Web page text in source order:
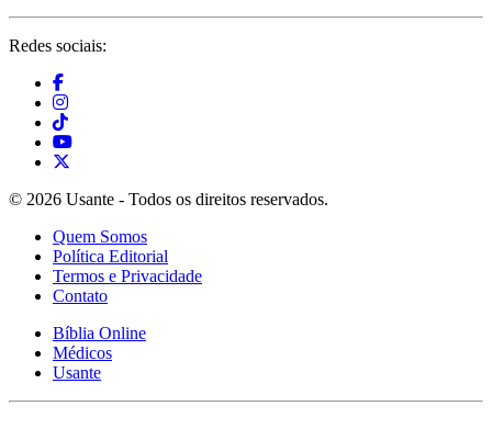
Redes sociais:
© 2026 Usante - Todos os direitos reservados.
Quem Somos
Política Editorial
Termos e Privacidade
Contato
Bíblia Online
Médicos
Usante